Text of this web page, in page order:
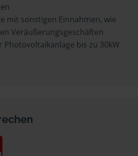
mit sonstigen Einnahmen, wie
Veräußerungsgeschäften
Photovoltaikanlage bis zu 30kW